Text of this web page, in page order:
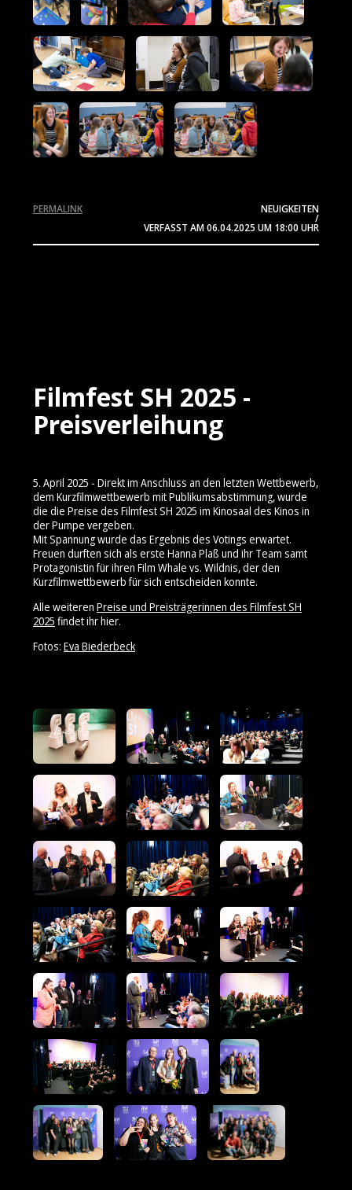
NEUIGKEITEN
/
VERFASST AM06.04.2025 UM 18:00 UHR
PERMALINK
Filmfest SH 2025 -
Preisverleihung
5. April 2025 - Direkt im Anschluss an den letzten Wettbewerb,
dem Kurzfilmwettbewerb mit Publikumsabstimmung, wurde
die die Preise des Filmfest SH 2025 im Kinosaal des Kinos in
der Pumpe vergeben.
Mit Spannung wurde das Ergebnis des Votings erwartet.
Freuen durften sich als erste Hanna Plaß und ihr Team samt
Protagonistin für ihren Film Whale vs. Wildnis, der den
Kurzfilmwettbewerb für sich entscheiden konnte.
Alle weiteren Preise und Preisträgerinnen des Filmfest SH
2025 findet ihr hier.
Fotos: Eva Biederbeck